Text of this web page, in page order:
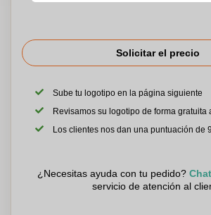
Solicitar el precio
Sube tu logotipo en la página siguiente
Revisamos su logotipo de forma gratuita
Los clientes nos dan una puntuación de
¿Necesitas ayuda con tu pedido?
servicio de atención al